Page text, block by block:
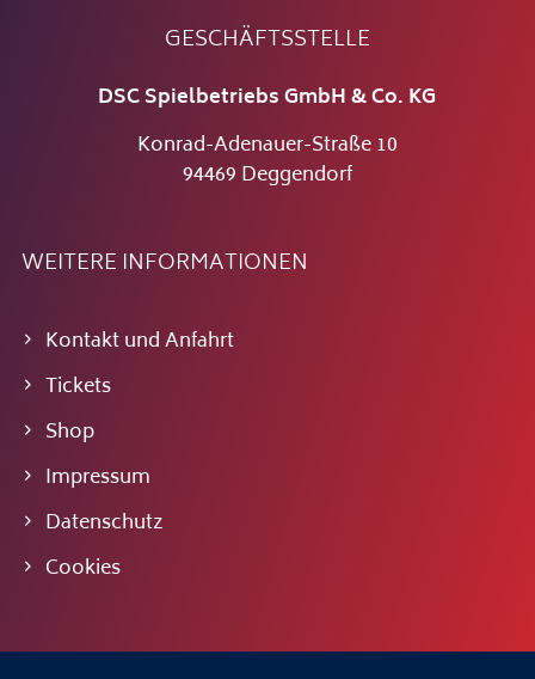
GESCHÄFTSSTELLE
DSC Spielbetriebs GmbH & Co. KG
Konrad-Adenauer-Straße 10
94469 Deggendorf
WEITERE INFORMATIONEN
Kontakt und Anfahrt
Tickets
Shop
Impressum
Datenschutz
Cookies